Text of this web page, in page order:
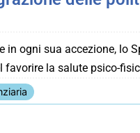
in ogni sua accezione,
favorire la salute psico-